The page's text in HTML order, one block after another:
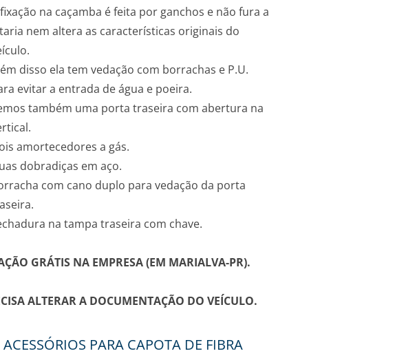
na caçamba é feita por ganchos e não fura a
nem altera as características originais do
disso ela tem vedação com borrachas e P.U.
evitar a entrada de água e poeira.
também uma porta traseira com abertura na
amortecedores a gás.
dobradiças em aço.
com cano duplo para vedação da porta
na tampa traseira com chave.
GRÁTIS NA EMPRESA (EM MARIALVA-PR).
ALTERAR A DOCUMENTAÇÃO DO VEÍCULO.
PARA CAPOTA DE FIBRA